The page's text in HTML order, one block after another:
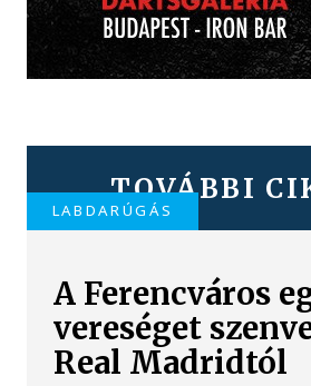
TOVÁBBI
LABDARÚGÁS
A Ferencváros
vereséget
Real Madridtól